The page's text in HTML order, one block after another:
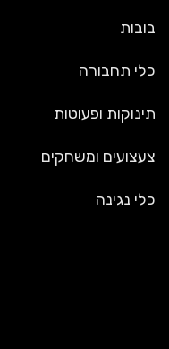
בובות
כלי תחבורה
תינוקות ופעוטות
צעצועים ומשחקים
כלי נגינה